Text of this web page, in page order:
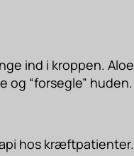
ind i kroppen. Aloe
og “forsegle” huden.
hos kræftpatienter.